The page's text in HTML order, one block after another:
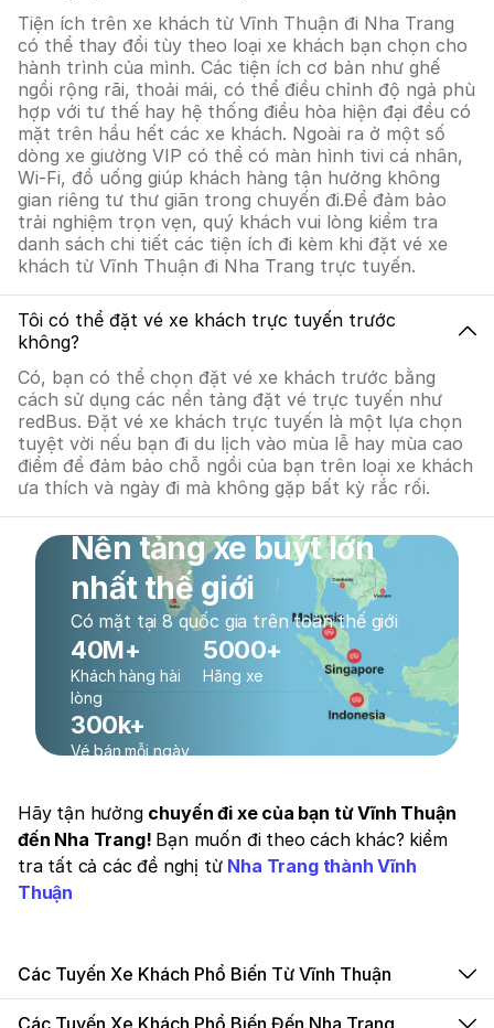
Tiện ích trên xe khách từ Vĩnh Thuận đi Nha Trang
có thể thay đổi tùy theo loại xe khách bạn chọn cho
hành trình của mình. Các tiện ích cơ bản như ghế
ngồi rộng rãi, thoải mái, có thể điều chỉnh độ ngả phù
hợp với tư thế hay hệ thống điều hòa hiện đại đều có
mặt trên hầu hết các xe khách. Ngoài ra ở một số
dòng xe giường VIP có thể có màn hình tivi cá nhân,
Wi-Fi, đồ uống giúp khách hàng tận hưởng không
gian riêng tư thư giãn trong chuyến đi.Để đảm bảo
trải nghiệm trọn vẹn, quý khách vui lòng kiểm tra
danh sách chi tiết các tiện ích đi kèm khi đặt vé xe
khách từ Vĩnh Thuận đi Nha Trang trực tuyến.
Tôi có thể đặt vé xe khách trực tuyến trước
không?
Có, bạn có thể chọn đặt vé xe khách trước bằng
cách sử dụng các nền tảng đặt vé trực tuyến như
redBus. Đặt vé xe khách trực tuyến là một lựa chọn
tuyệt vời nếu bạn đi du lịch vào mùa lễ hay mùa cao
điểm để đảm bảo chỗ ngồi của bạn trên loại xe khách
ưa thích và ngày đi mà không gặp bất kỳ rắc rối.
Nền tảng xe buýt lớn
nhất thế giới
Có mặt tại 8 quốc gia trên toàn thế giới
40M+
Khách hàng hài
lòng
5000+
Hãng xe
300k+
Vé bán mỗi ngày
Hãy tận hưởng chuyến đi xe của bạn từ Vĩnh Thuận
đến Nha Trang! Bạn muốn đi theo cách khác? kiểm
tra tất cả các đề nghị từ Nha Trang thành Vĩnh
Thuận
Các Tuyến Xe Khách Phổ Biến Từ Vĩnh Thuận
Các Tuyến Xe Khách Phổ Biến Đến Nha Trang